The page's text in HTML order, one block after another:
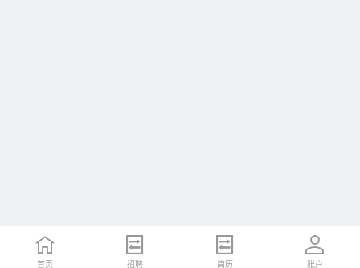
首页 招聘 简历 账户